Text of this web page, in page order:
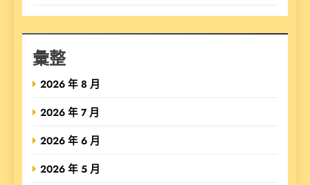
彙整
2026 年 8 月
2026 年 7 月
2026 年 6 月
2026 年 5 月